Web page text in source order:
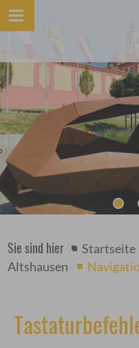
Sie sind hier Startseite
Altshausen